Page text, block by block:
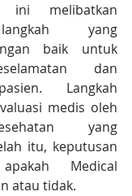
ini melibatkan
yang
baik untuk
dan
Langkah
medis oleh
yang
itu, keputusan
Medical
atau tidak.